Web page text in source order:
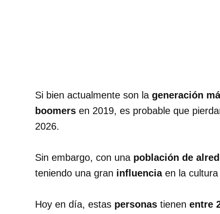
Si bien actualmente son la generación
boomers en 2019, es probable que
2026.
Sin embargo, con una población de
teniendo una gran influenciaen la cultura
Hoy en día, estas personas tienen entre